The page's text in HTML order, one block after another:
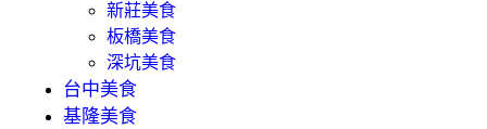
新莊美食
板橋美食
深坑美食
台中美食
基隆美食